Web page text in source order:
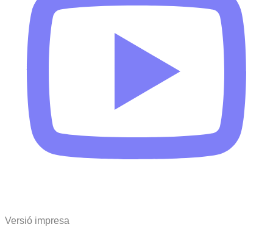
Versió impresa